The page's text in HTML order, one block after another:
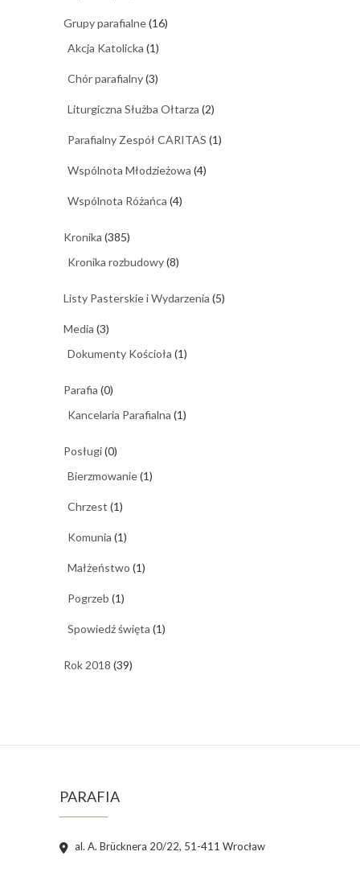
Grupy parafialne(16)
Akcja Katolicka (1)
Chór parafialny(3)
Liturgiczna Służba Ołtarza (2)
Parafialny Zespół CARITAS (1)
Wspólnota Młodzieżowa (4)
Wspólnota Różańca (4)
Kronika (385)
Kronika rozbudowy(8)
Listy Pasterskie i Wydarzenia (5)
Media (3)
Dokumenty Kościoła (1)
Parafia (0)
Kancelaria Parafialna (1)
Posługi(0)
Bierzmowanie(1)
Chrzest (1)
Komunia (1)
Małżeństwo (1)
Pogrzeb (1)
Spowiedź święta (1)
Rok 2018 (39)
PARAFIA
al. A. Brücknera 20/22, 51-411 Wrocław